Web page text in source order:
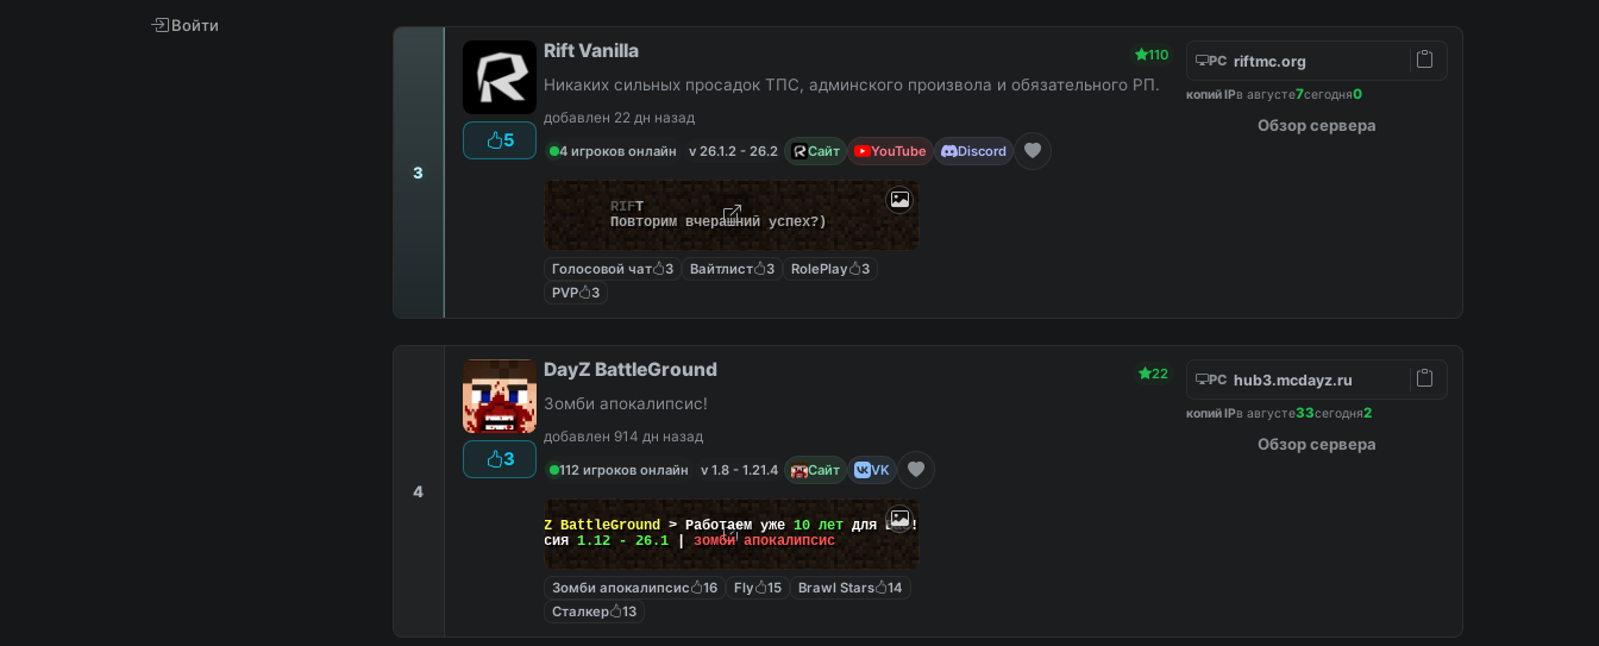
Войти
3
5
Rift Vanilla 110
Никаких сильных просадок ТПС, админского произвола и обязательного РП.
добавлен 22 дн назад
4 игроков онлайн
v 26.1.2 - 26.2 Сайт YouTube Discord
RIFT
Повторим вчерашний успех?)
Голосовой чат 3 Вайтлист 3 RolePlay
3
PVP
3
PC riftmc.org
копий IPв августе7сегодня0
Обзор сервера
4
3
DayZ BattleGround 22
Зомби апокалипсис!
добавлен 914 дн назад
112 игроков онлайн
v 1.8 - 1.21.4 Сайт VK
DayZ BattleGround > Работаем уже 10 лет для Вас!
Версия 1.12 - 26.1 зомби апокалипсис
Зомби апокалипсис 16 Fly 15 Brawl Stars
14
Сталкер
13
PC hub3.mcdayz.ru
копий IPв августе33сегодня2
Обзор сервера